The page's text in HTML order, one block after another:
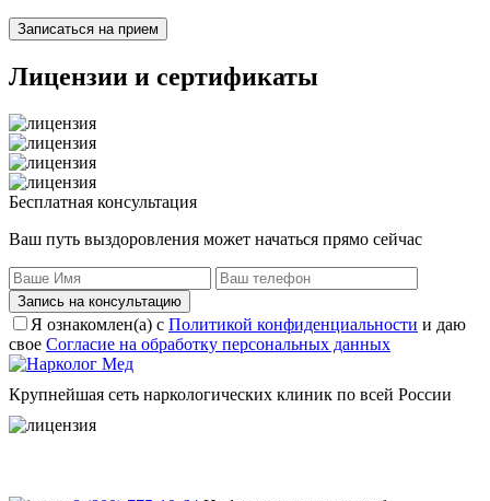
Записаться на прием
Лицензии и сертификаты
Бесплатная консультация
Ваш путь выздоровления может начаться прямо сейчас
Запись на консультацию
Я ознакомлен(а) с Политикой конфиденциальности и даю
свое Согласие на обработку персональных данных
Крупнейшая сеть наркологических клиник по всей России